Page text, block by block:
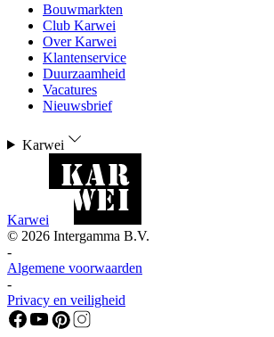
Bouwmarkten
Club Karwei
Over Karwei
Klantenservice
Duurzaamheid
Vacatures
Nieuwsbrief
Karwei
Karwei
© 2026 Intergamma B.V.
-
Algemene voorwaarden
-
Privacy en veiligheid